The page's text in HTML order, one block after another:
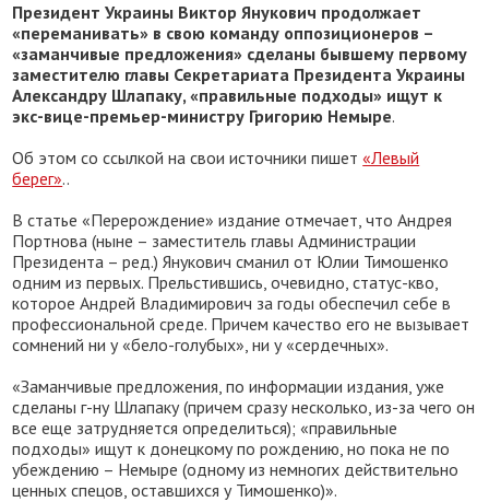
Президент Украины Виктор Янукович продолжает
«переманивать» в свою команду оппозиционеров –
«заманчивые предложения» сделаны бывшему первому
заместителю главы Секретариата Президента Украины
Александру Шлапаку, «правильные подходы» ищут к
экс-вице-премьер-министру Григорию Немыре.
Об этом со ссылкой на свои источники пишет«Левый
берег»..
В статье «Перерождение» издание отмечает, что Андрея
Портнова (ныне – заместитель главы Администрации
Президента – ред.) Янукович сманил от Юлии Тимошенко
одним из первых. Прельстившись, очевидно, статус-кво,
которое Андрей Владимирович за годы обеспечил себе в
профессиональной среде. Причем качество его не вызывает
сомнений ни у «бело-голубых», ни у «сердечных».
«Заманчивые предложения, по информации издания, уже
сделаны г-ну Шлапаку (причем сразу несколько, из-за чего он
все еще затрудняется определиться); «правильные
подходы» ищут к донецкому по рождению, но пока не по
убеждению – Немыре (одному из немногих действительно
ценных спецов, оставшихся у Тимошенко)».